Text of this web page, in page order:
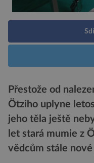
Přestože od
Ötziho uplyne
jeho těla ještě
let stará mumie z
vědcům stále